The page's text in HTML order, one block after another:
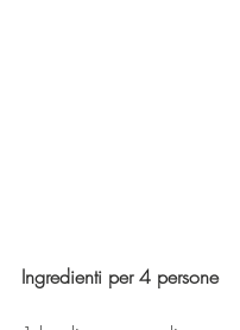
Ingredienti per 4 persone